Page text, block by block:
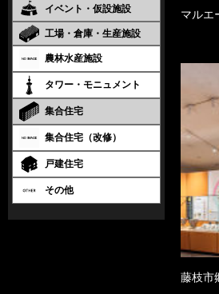
イベント・仮設施設
工場・倉庫・生産施設
農林水産施設
タワー・モニュメント
集合住宅
集合住宅（改修）
戸建住宅
その他
マルエ
藤枝市